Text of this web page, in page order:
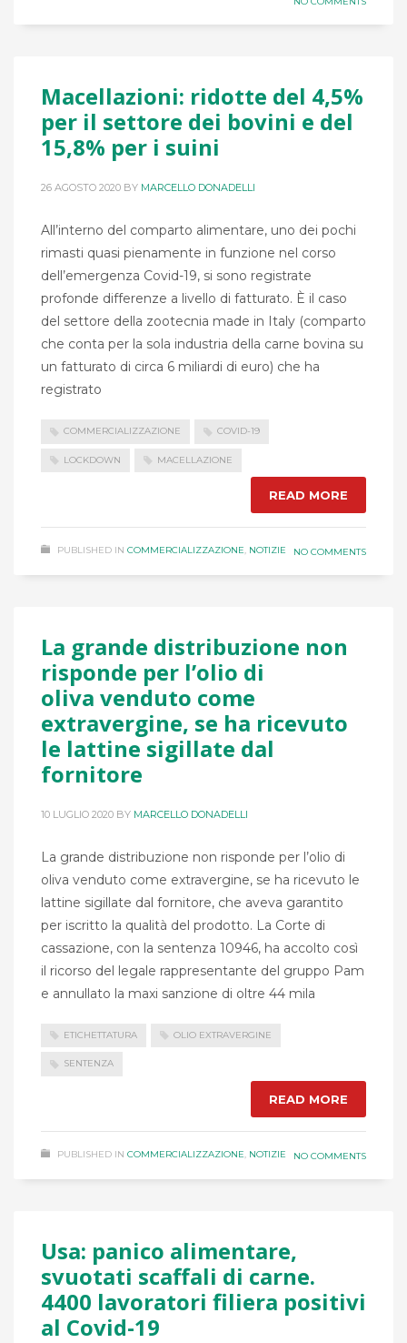
Macellazioni: ridotte del 4,5%
per il settore dei bovini e del
15,8% per i suini
26 AGOSTO 2020 BY MARCELLO DONADELLI
All’interno del comparto alimentare, uno dei pochi
rimasti quasi pienamente in funzione nel corso
dell’emergenza Covid-19, si sono registrate
profonde differenze a livello di fatturato. È il caso
del settore della zootecnia made in Italy (comparto
che conta per la sola industria della carne bovina su
un fatturato di circa 6 miliardi di euro) che ha
registrato
COMMERCIALIZZAZIONE COVID-19
LOCKDOWN MACELLAZIONE
READ MORE
PUBLISHED IN COMMERCIALIZZAZIONE, NOTIZIE NO COMMENTS
La grande distribuzione non
risponde per l’olio di
oliva venduto come
extravergine, se ha ricevuto
le lattine sigillate dal
fornitore
10 LUGLIO 2020 BY MARCELLO DONADELLI
La grande distribuzione non risponde per l’olio di
oliva venduto come extravergine, se ha ricevuto le
lattine sigillate dal fornitore, che aveva garantito
per iscritto la qualità del prodotto. La Corte di
cassazione, con la sentenza 10946, ha accolto così
il ricorso del legale rappresentante del gruppo Pam
e annullato la maxi sanzione di oltre 44 mila
ETICHETTATURA OLIO EXTRAVERGINE
SENTENZA
READ MORE
PUBLISHED IN COMMERCIALIZZAZIONE, NOTIZIE NO COMMENTS
Usa: panico alimentare,
svuotati scaffali di carne.
4400 lavoratori filiera positivi
al Covid-19